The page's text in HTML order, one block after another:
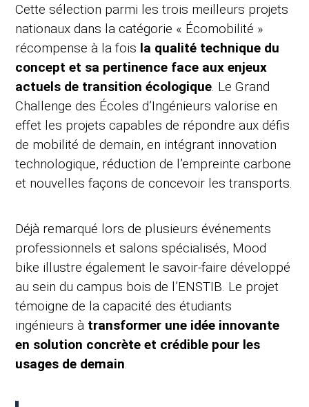
Cette sélection parmi les trois meilleurs projets
nationaux dans la catégorie « Écomobilité »
récompense à la fois la qualité technique du
concept et sa pertinence face aux enjeux
actuels de transition écologique. Le Grand
Challenge des Écoles d’Ingénieurs valorise en
effet les projets capables de répondre aux défis
de mobilité de demain, en intégrant innovation
technologique, réduction de l’empreinte carbone
et nouvelles façons de concevoir les transports.
Déjà remarqué lors de plusieurs événements
professionnels et salons spécialisés, Mood
bike illustre également le savoir-faire développé
au sein du campus bois de l’ENSTIB. Le projet
témoigne de la capacité des étudiants
ingénieurs à transformer une idée innovante
en solution concrète et crédible pour les
usages de demain.